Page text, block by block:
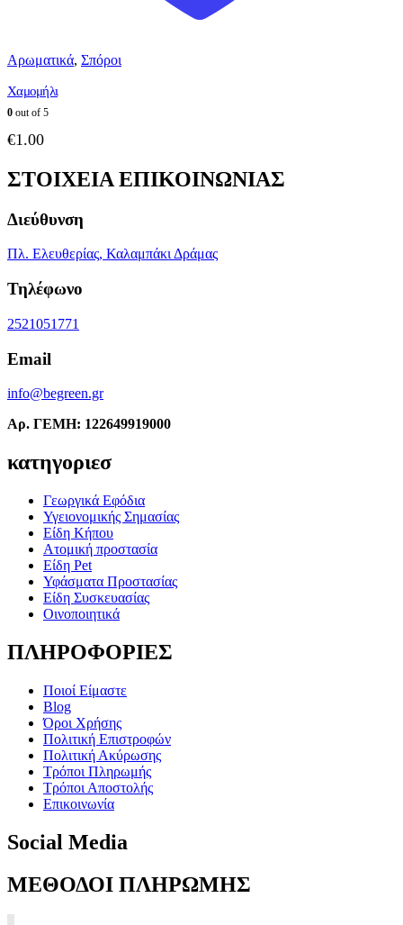
Αρωματικά, Σπόροι
Χαμομήλι
0 out of 5
€1.00
ΣΤΟΙΧΕΙΑ ΕΠΙΚΟΙΝΩΝΙΑΣ
Διεύθυνση
Πλ. Ελευθερίας, Καλαμπάκι Δράμας
Τηλέφωνο
2521051771
Email
info@begreen.gr
Αρ. ΓΕΜΗ: 122649919000
κατηγοριεσ
Γεωργικά Εφόδια
Υγειονομικής Σημασίας
Είδη Κήπου
Ατομική προστασία
Είδη Pet
Υφάσματα Προστασίας
Είδη Συσκευασίας
Οινοποιητικά
ΠΛΗΡΟΦΟΡΙΕΣ
Ποιοί Είμαστε
Blog
Όροι Χρήσης
Πολιτική Επιστροφών
Πολιτική Ακύρωσης
Τρόποι Πληρωμής
Τρόποι Αποστολής
Επικοινωνία
Social Media
ΜΕΘΟΔΟΙ ΠΛΗΡΩΜΗΣ